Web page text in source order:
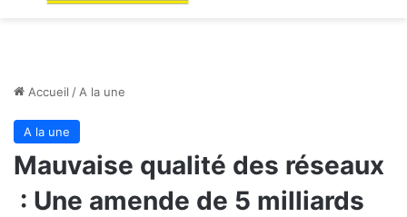
Accueil / A la une
A la une
Mauvaise qualité des réseaux
: Une amende de 5 milliards